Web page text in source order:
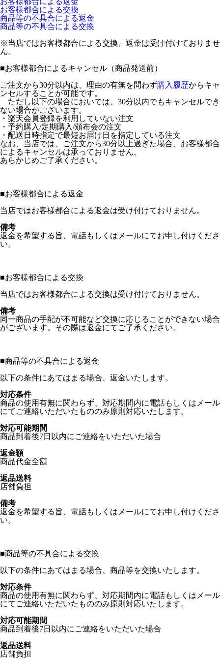
お客様都合による交換
商品等の不具合による返金
商品等の不具合による交換
※当店ではお客様都合による交換、返金は受け付けておりませ
ん。
■お客様都合によるキャンセル（商品発送前）
ご注文から30分以内は、理由の有無を問わず購入履歴からキャ
ンセルすることが可能です。
ただし以下の場合においては、30分以内でもキャンセルでき
ない場合がございます。
・楽天会員登録を利用していない注文
・予約購入/定期購入/頒布会の注文
・配送日時指定で最短お届け日を指定している注文
なお、当店では、ご注文から30分以上過ぎた場合、お客様都合
によるキャンセルは承っておりません。
あらかじめご了承ください。
■お客様都合による返金
当店ではお客様都合による返金は受け付けておりません。
備考
返金を希望する旨、電話もしくはメールにてお申し付けくださ
い。
■お客様都合による交換
当店ではお客様都合による交換は受け付けておりません。
備考
同一商品の手配が不可能など交換に応じることができない場合
がございます。その際は返金にてご了承ください。
■商品等の不具合による返金
以下の条件にあてはまる場合、返金いたします。
対応条件
商品の使用有無に関わらず、対応期間内に電話もしくはメール
にてご連絡いただいたもののみ原則対応いたします。
対応可能期間
商品到着後7日以内にご連絡をいただいた場合
返金額
商品代金全額
返品送料
店舗負担
備考
返金を希望する旨、電話もしくはメールにてお申し付けくださ
い。
■商品等の不具合による交換
以下の条件にあてはまる場合、商品等を交換いたします。
対応条件
商品の使用有無に関わらず、対応期間内に電話もしくはメール
にてご連絡いただいたもののみ原則対応いたします。
対応可能期間
商品到着後7日以内にご連絡をいただいた場合
返品送料
店舗負担